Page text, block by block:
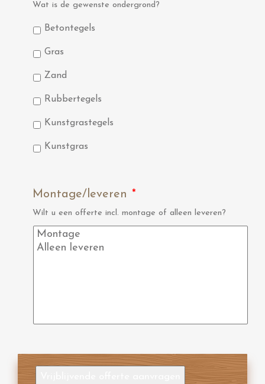
Wat is de gewenste ondergrond?
Betontegels
Gras
Zand
Rubbertegels
Kunstgrastegels
Kunstgras
Montage/leveren *
Wilt u een offerte incl. montage of alleen leveren?